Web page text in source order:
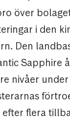
över
i den
Den
Sapphire
nivåer
flera